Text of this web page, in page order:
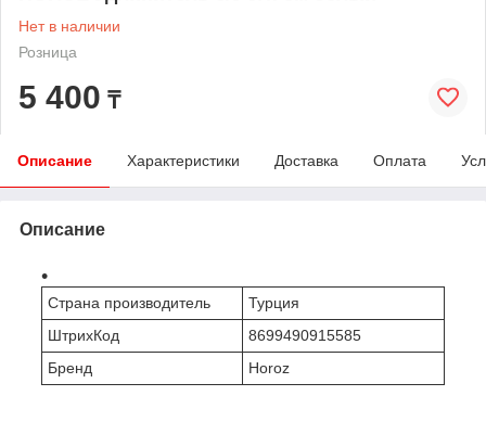
Нет в наличии
Розница
5 400 ₸
Описание Характеристики Доставка Оплата
Описание
Страна производитель
Турция
ШтрихКод
8699490915585
Бренд
Horoz